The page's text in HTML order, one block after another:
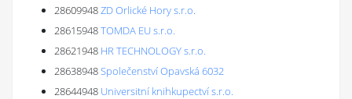
28609948ZD Orlické Hory s.r.o.
28615948TOMDA EU s.r.o.
28621948 HR TECHNOLOGY s.r.o.
28638948Společenství Opavská 6032
28644948 Universitní knihkupectví s.r.o.